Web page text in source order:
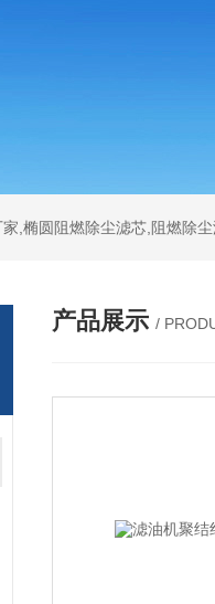
,椭圆阻燃除尘滤芯,阻燃除
产品展示 /